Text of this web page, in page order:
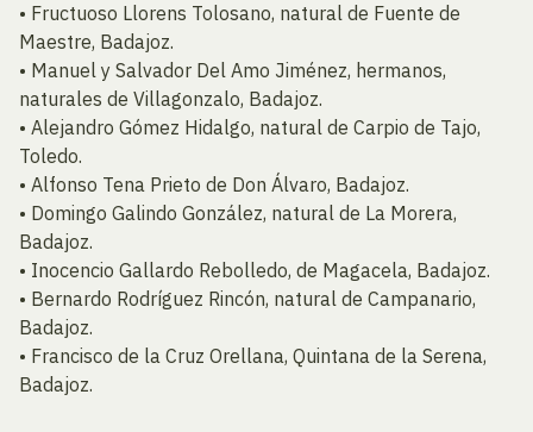
• Fructuoso Llorens Tolosano, natural de Fuente de
Maestre, Badajoz.
• Manuel y Salvador Del Amo Jiménez, hermanos,
naturales de Villagonzalo, Badajoz.
• Alejandro Gómez Hidalgo, natural de Carpio de Tajo,
Toledo.
• Alfonso Tena Prieto de Don Álvaro, Badajoz.
• Domingo Galindo González, natural de La Morera,
Badajoz.
• Inocencio Gallardo Rebolledo, de Magacela, Badajoz.
• Bernardo Rodríguez Rincón, natural de Campanario,
Badajoz.
• Francisco de la Cruz Orellana, Quintana de la Serena,
Badajoz.